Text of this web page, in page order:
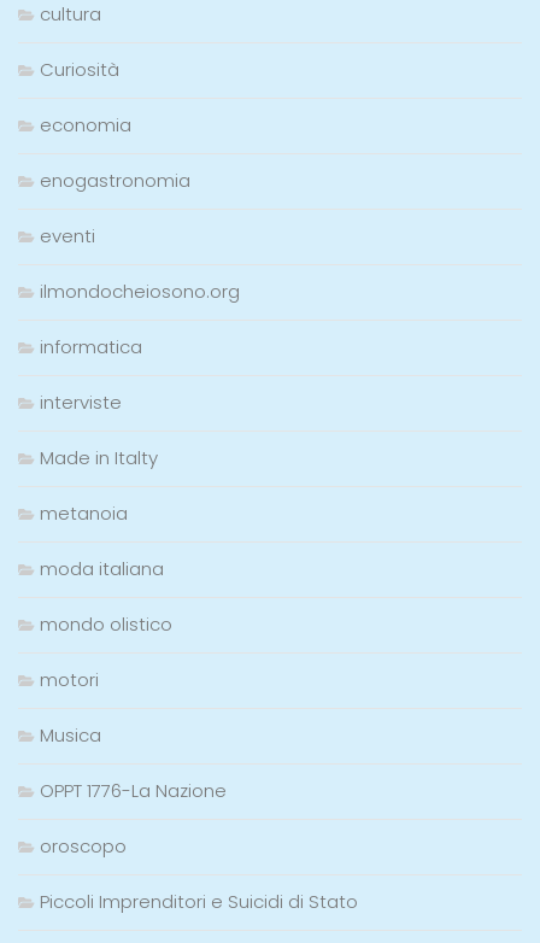
cultura
Curiosità
economia
enogastronomia
eventi
ilmondocheiosono.org
informatica
interviste
Made in Italty
metanoia
moda italiana
mondo olistico
motori
Musica
OPPT 1776-La Nazione
oroscopo
Piccoli Imprenditori e Suicidi di Stato